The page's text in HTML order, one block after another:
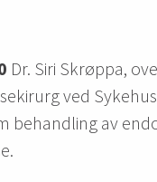
Dr. Siri Skrøppa,
ved
behandling av